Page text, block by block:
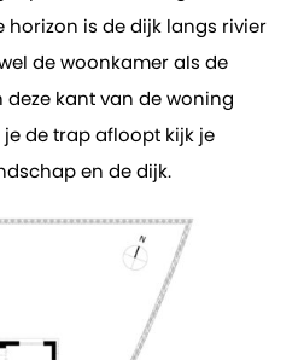
horizon is de dijk langs rivier
de woonkamer als de
kant van de woning
de trap afloopt kijk je
en de dijk.